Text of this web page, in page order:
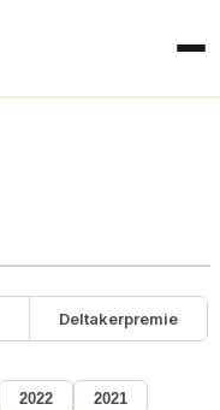
Deltakerpremie
2022
2021